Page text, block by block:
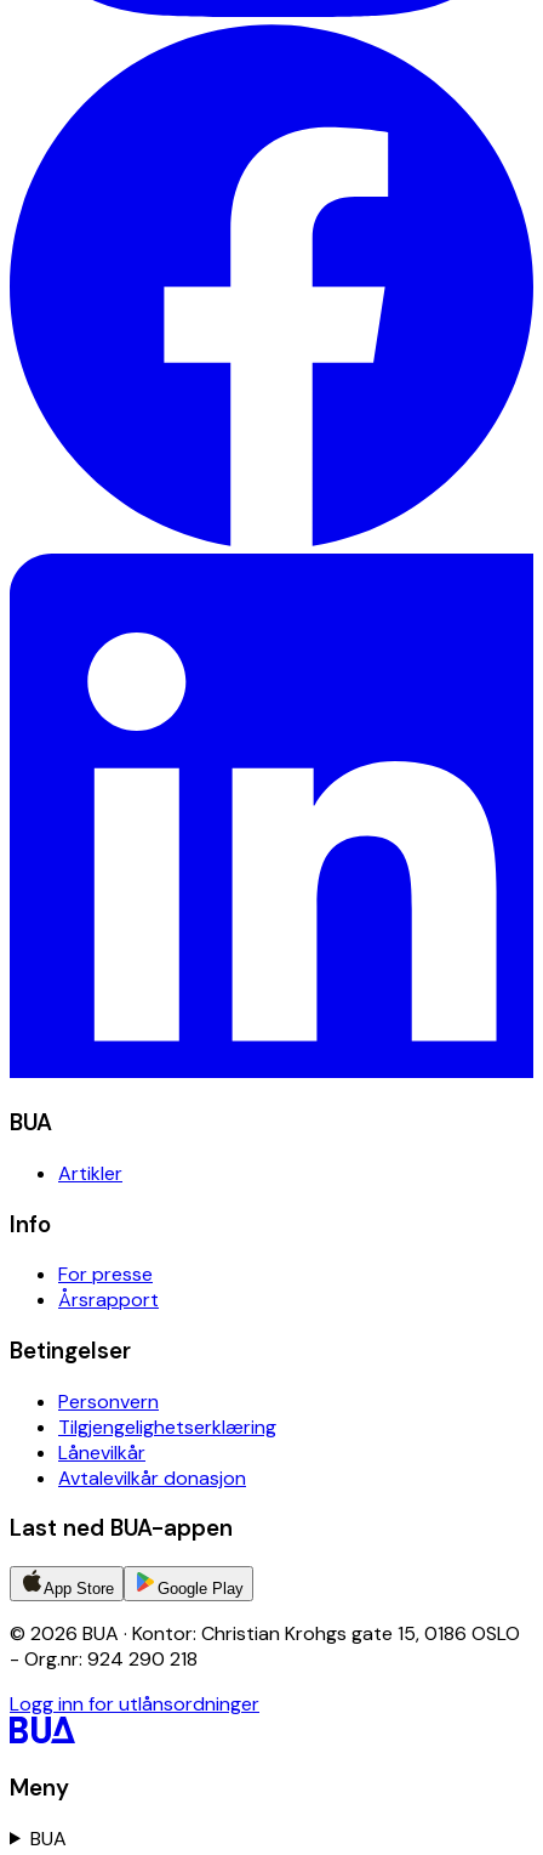
BUA
Artikler
Info
For presse
Årsrapport
Betingelser
Personvern
Tilgjengelighetserklæring
Lånevilkår
Avtalevilkår donasjon
Last ned BUA-appen
App Store Google Play
© 2026 BUA · Kontor: Christian Krohgs gate 15, 0186 OSLO
- Org.nr: 924 290 218
Logg inn for utlånsordninger
Meny
BUA